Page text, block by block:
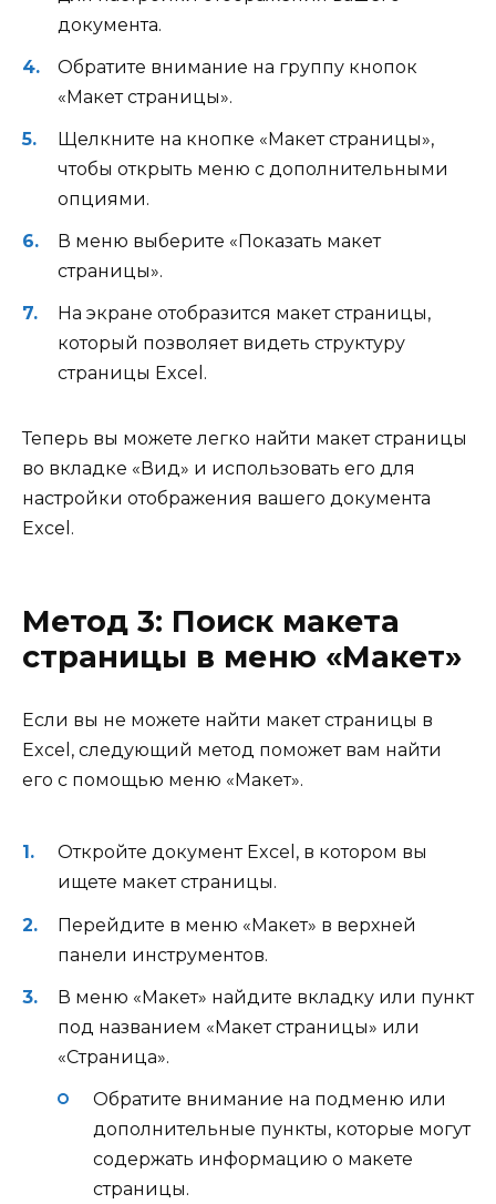
документа.
Обратите внимание на группу кнопок
«Макет страницы».
Щелкните на кнопке «Макет страницы»,
чтобы открыть меню с дополнительными
опциями.
В меню выберите «Показать макет
страницы».
На экране отобразится макет страницы,
который позволяет видеть структуру
страницы Excel.
Теперь вы можете легко найти макет страницы
во вкладке «Вид» и использовать его для
настройки отображения вашего документа
Excel.
Метод 3: Поиск макета
страницы в меню «Макет»
Если вы не можете найти макет страницы в
Excel, следующий метод поможет вам найти
его с помощью меню «Макет».
Откройте документ Excel, в котором вы
ищете макет страницы.
Перейдите в меню «Макет» в верхней
панели инструментов.
В меню «Макет» найдите вкладку или пункт
под названием «Макет страницы» или
«Страница».
Обратите внимание на подменю или
дополнительные пункты, которые могут
содержать информацию о макете
страницы.